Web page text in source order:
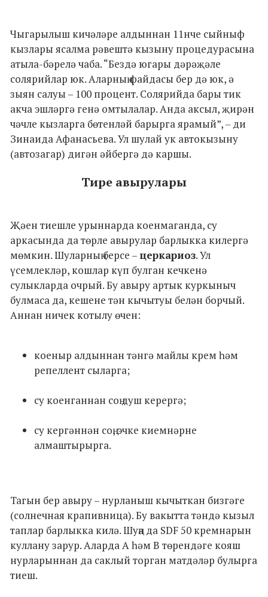
Чыгарылыш кичәләре алдыннан 11нче сыйныф
кызлары ясалма рәвештә кызыну процедурасына
атыла-бәрелә чаба. “Бездә югары дәрәҗәле
солярийлар юк. Аларның файдасы бер дә юк, ә
зыян салуы – 100 процент. Солярийда бары тик
акча эшләргә генә омтылалар. Анда аксыл, җирән
чәчле кызларга бөтенләй барырга ярамый”, – ди
Зинаида Афанасьева. Ул шулай ук автокызыну
(автозагар) дигән әйбергә дә каршы.
Тире авырулары
Җәен тиешле урыннарда коенмаганда, су
аркасында да төрле авырулар барлыкка килергә
мөмкин. Шуларның берсе – церкариоз. Ул
үсемлекләр, кошлар күп булган кечкенә
сулыкларда очрый. Бу авыру артык куркыныч
булмаса да, кешене тән кычытуы белән борчый.
Аннан ничек котылу өчен:
коеныр алдыннан тәнгә майлы крем һәм
репеллент сыларга;
су коенганнан соң душ керергә;
су кергәннән соң, эчке киемнәрне
алмаштырырга.
Тагын бер авыру – нурланыш кычыткан бизгәге
(солнечная крапивница). Бу вакытта тәндә кызыл
таплар барлыкка килә. Шуңа да SDF 50 кремнарын
куллану зарур. Аларда А һәм В төрендәге кояш
нурларыннан да саклый торган матдәләр булырга
тиеш.